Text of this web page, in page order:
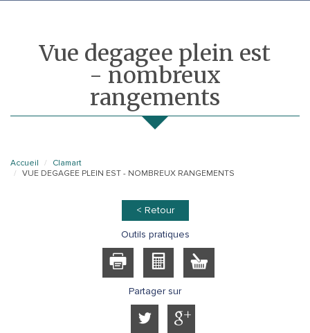
vue degagee plein est
- nombreux
rangements
Accueil
Clamart
VUE DEGAGEE PLEIN EST - NOMBREUX RANGEMENTS
< Retour
Outils pratiques
Partager sur